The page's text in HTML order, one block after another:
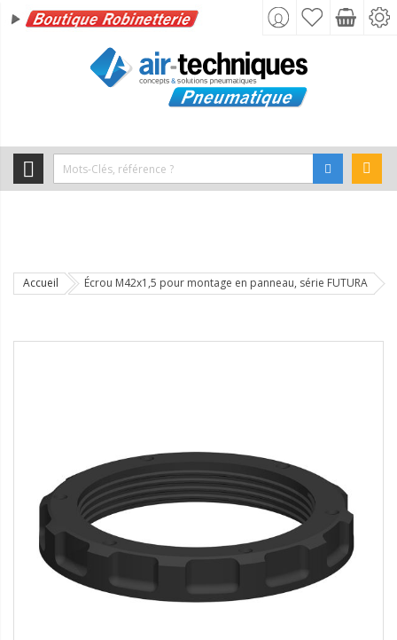
Accueil Écrou M42x1,5 pour montage en panneau, série FUTURA